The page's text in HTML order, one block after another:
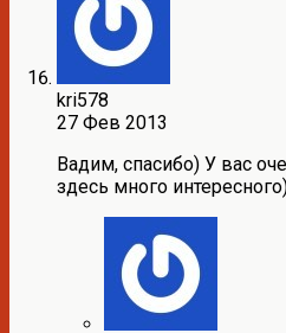
kri578
27 Фев 2013
Вадим, спасибо) У вас
здесь много